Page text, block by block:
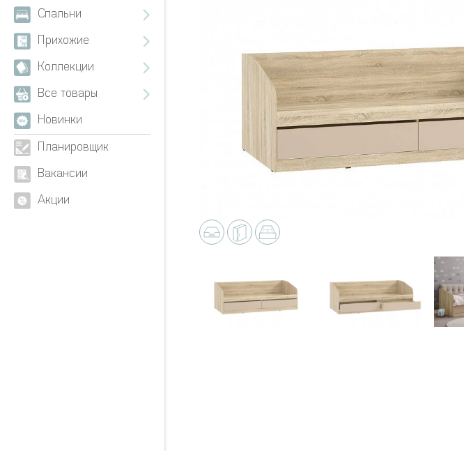
Спальни
Прихожие
Коллекции
Все товары
Новинки
Планировщик
Вакансии
Акции